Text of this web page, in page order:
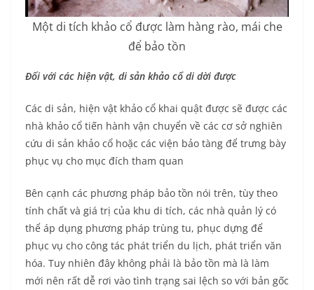
Một di tích khảo cổ được làm hàng rào, mái che
để bảo tồn
Đối với các hiện vật, di sản khảo cổ di dời được
Các di sản, hiện vật khảo cổ khai quật được sẽ được các
nhà khảo cổ tiến hành vận chuyển về các cơ sở nghiên
cứu di sản khảo cổ hoặc các viện bảo tàng để trưng bày
phục vụ cho mục đích tham quan
Bên cạnh các phương pháp bảo tồn nói trên, tùy theo
tính chất và giá trị của khu di tích, các nhà quản lý có
thể áp dụng phương pháp trùng tu, phục dựng để
phục vụ cho công tác phát triển du lịch, phát triển văn
hóa. Tuy nhiên đây không phải là bảo tồn mà là làm
mới nên rất dễ rơi vào tình trạng sai lệch so với bản gốc